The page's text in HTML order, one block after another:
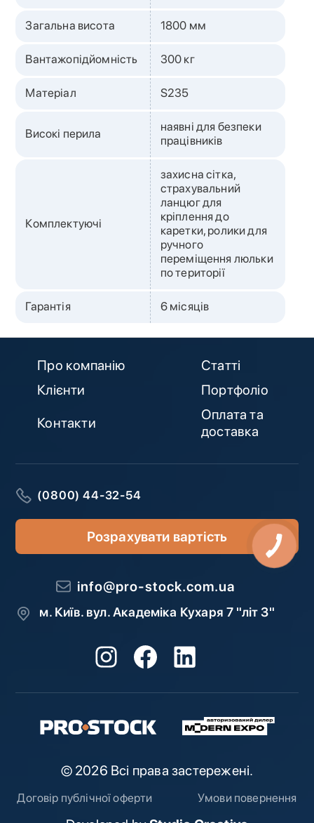
Загальна висота 1800 мм
Вантажопідйомність 300 кг
Матеріал S235
Високі перила
наявні для безпеки
працівників
Комплектуючі
захисна сітка,
страхувальний
ланцюг для
кріплення до
каретки, ролики для
ручного
переміщення люльки
по території
Гарантія 6 місяців
Про компанію
Статті
Клієнти
Портфоліо
Контакти
Оплата та
доставка
(0800) 44-32-54
Розрахувати вартість
info@pro-stock.com.ua
м. Київ. вул. Академіка Кухаря 7 "літ З"
© 2026 Всі права застережені.
Договір публічної оферти Умови повернення